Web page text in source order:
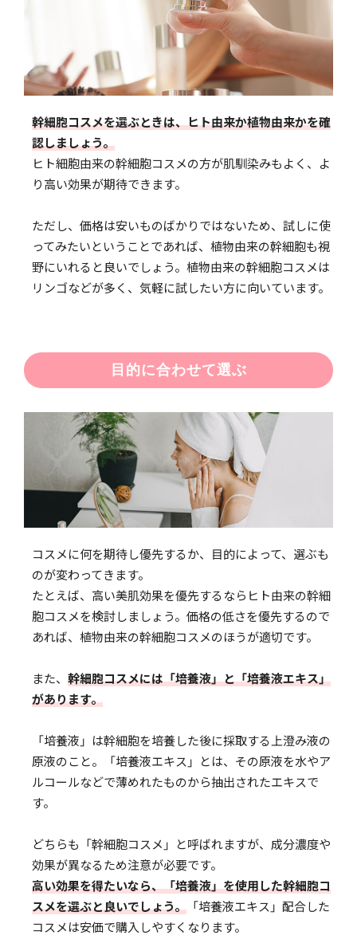
幹細胞コスメを選ぶときは、ヒト由来か植物由来かを確
認しましょう。
ヒト細胞由来の幹細胞コスメの方が肌馴染みもよく、よ
り高い効果が期待できます。
ただし、価格は安いものばかりではないため、試しに使
ってみたいということであれば、植物由来の幹細胞も視
野にいれると良いでしょう。植物由来の幹細胞コスメは
リンゴなどが多く、気軽に試したい方に向いています。
目的に合わせて選ぶ
コスメに何を期待し優先するか、目的によって、選ぶも
のが変わってきます。
たとえば、高い美肌効果を優先するならヒト由来の幹細
胞コスメを検討しましょう。価格の低さを優先するので
あれば、植物由来の幹細胞コスメのほうが適切です。
また、 幹細胞コスメには「培養液」と「培養液エキス」
があります。
「培養液」は幹細胞を培養した後に採取する上澄み液の
原液のこと。「培養液エキス」とは、その原液を水やア
ルコールなどで薄めれたものから抽出されたエキスで
す。
どちらも「幹細胞コスメ」と呼ばれますが、成分濃度や
効果が異なるため注意が必要です。
高い効果を得たいなら、「培養液」を使用した幹細胞コ
スメを選ぶと良いでしょう。 「培養液エキス」配合した
コスメは安価で購入しやすくなります。